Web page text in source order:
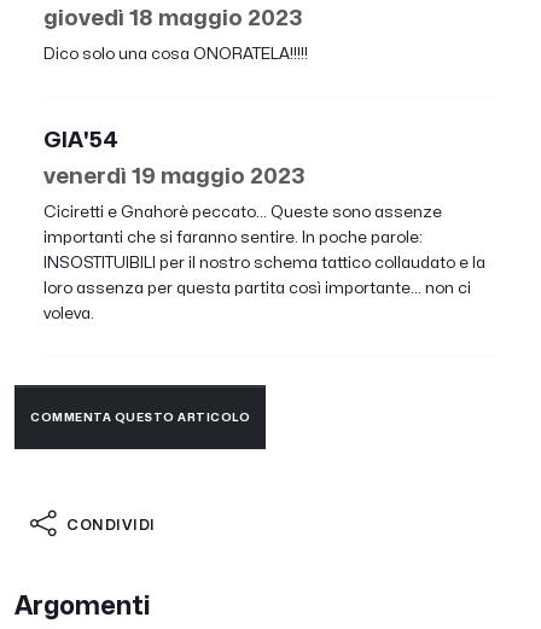
giovedì 18 maggio 2023
Dico solo una cosa ONORATELA!!!!!
GIA'54
venerdì 19 maggio 2023
Ciciretti e Gnahorè peccato... Queste sono assenze
importanti che si faranno sentire. In poche parole:
INSOSTITUIBILI per il nostro schema tattico collaudato e la
loro assenza per questa partita così importante... non ci
voleva.
COMMENTA QUESTO ARTICOLO
CONDIVIDI
Argomenti